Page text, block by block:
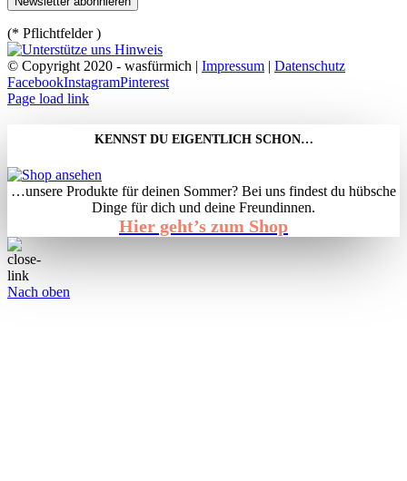
(* Pflichtfelder )
© Copyright 2020 - wasfürmich | Impressum | Datenschutz
FacebookInstagramPinterest
Page load link
KENNST DU EIGENTLICH SCHON…
…unsere Produkte für deinen Sommer? Bei uns findest du hübsche
Dinge für dich und deine Freundinnen.
Hier geht’s zum Shop
Nach oben